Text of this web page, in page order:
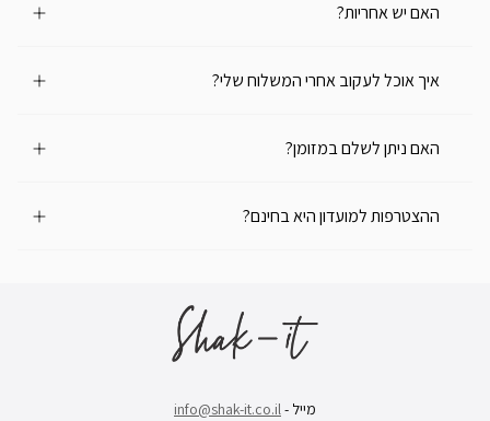
האם יש אחריות?
איך אוכל לעקוב אחרי המשלוח שלי?
האם ניתן לשלם במזומן?
ההצטרפות למועדון היא בחינם?
מייל - info@shak-it.co.il